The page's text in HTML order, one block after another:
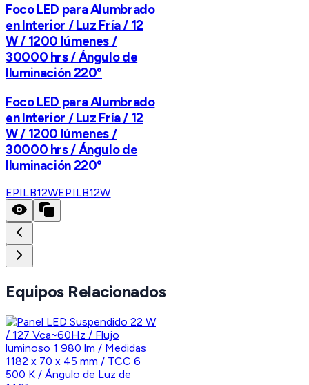
Foco LED para Alumbrado
en Interior / Luz Fría / 12
W / 1200 lúmenes /
30000 hrs / Ángulo de
Iluminación 220°
Foco LED para Alumbrado
en Interior / Luz Fría / 12
W / 1200 lúmenes /
30000 hrs / Ángulo de
Iluminación 220°
EPILB12WEPILB12W
Equipos Relacionados